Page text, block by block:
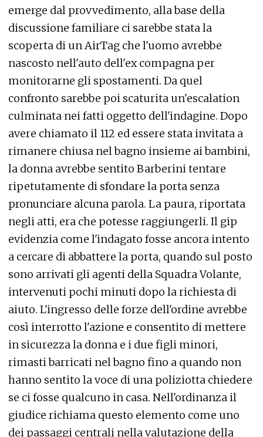
emerge dal provvedimento, alla base della
discussione familiare ci sarebbe stata la
scoperta di un AirTag che l'uomo avrebbe
nascosto nell'auto dell'ex compagna per
monitorarne gli spostamenti. Da quel
confronto sarebbe poi scaturita un'escalation
culminata nei fatti oggetto dell'indagine. Dopo
avere chiamato il 112 ed essere stata invitata a
rimanere chiusa nel bagno insieme ai bambini,
la donna avrebbe sentito Barberini tentare
ripetutamente di sfondare la porta senza
pronunciare alcuna parola. La paura, riportata
negli atti, era che potesse raggiungerli. Il gip
evidenzia come l'indagato fosse ancora intento
a cercare di abbattere la porta, quando sul posto
sono arrivati gli agenti della Squadra Volante,
intervenuti pochi minuti dopo la richiesta di
aiuto. L'ingresso delle forze dell'ordine avrebbe
così interrotto l'azione e consentito di mettere
in sicurezza la donna e i due figli minori,
rimasti barricati nel bagno fino a quando non
hanno sentito la voce di una poliziotta chiedere
se ci fosse qualcuno in casa. Nell'ordinanza il
giudice richiama questo elemento come uno
dei passaggi centrali nella valutazione della